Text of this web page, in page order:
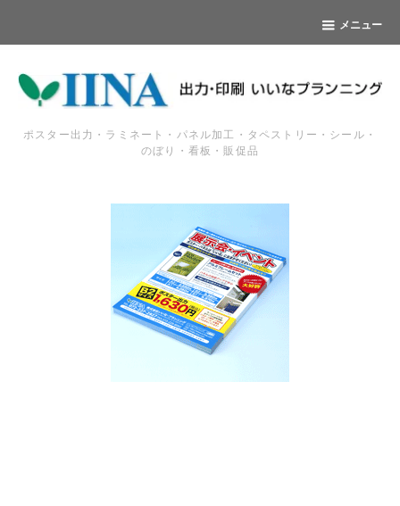
メニュー
ポスター出力・ラミネート・パネル加工・タペストリー・シール・
のぼり・看板・販促品